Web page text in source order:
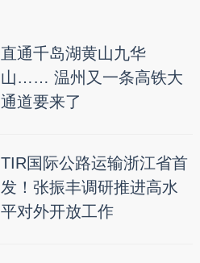
直通千岛湖黄山九华
山…… 温州又一条高铁大
通道要来了
TIR国际公路运输浙江省首
发！张振丰调研推进高水
平对外开放工作